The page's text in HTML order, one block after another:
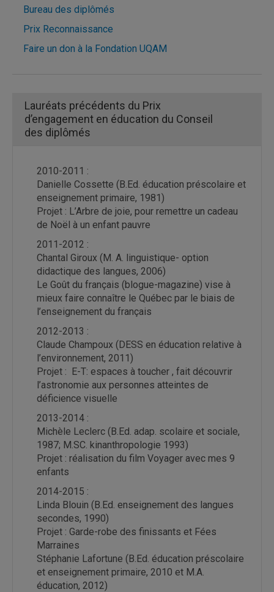
Bureau des diplômés
Prix Reconnaissance
Faire un don à la Fondation UQAM
Lauréats précédents du Prix
d’engagement en éducation du Conseil
des diplômés
2010-2011 :
Danielle Cossette (B.Ed. éducation préscolaire et
enseignement primaire, 1981)
Projet : L’Arbre de joie, pour remettre un cadeau
de Noël à un enfant pauvre
2011-2012 :
Chantal Giroux (M. A. linguistique- option
didactique des langues, 2006)
Le Goût du français (blogue-magazine) vise à
mieux faire connaître le Québec par le biais de
l’enseignement du français
2012-2013 :
Claude Champoux (DESS en éducation relative à
l’environnement, 2011)
Projet : E-T: espaces à toucher , fait découvrir
l’astronomie aux personnes atteintes de
déficience visuelle
2013-2014 :
Michèle Leclerc (B.Ed. adap. scolaire et sociale,
1987; M.SC. kinanthropologie 1993)
Projet : réalisation du film Voyager avec mes 9
enfants
2014-2015 :
Linda Blouin (B.Ed. enseignement des langues
secondes, 1990)
Projet : Garde-robe des finissants et Fées
Marraines
Stéphanie Lafortune (B.Ed. éducation préscolaire
et enseignement primaire, 2010 et M.A.
éducation, 2012)